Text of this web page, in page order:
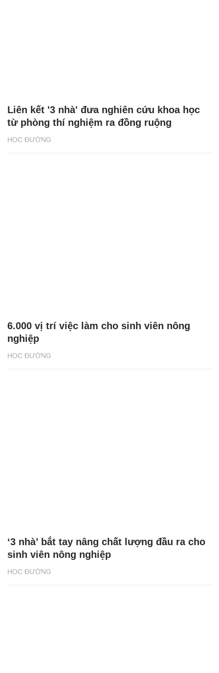
HỌC ĐƯỜNG
Liên kết '3 nhà' đưa nghiên cứu khoa học
từ phòng thí nghiệm ra đồng ruộng
HỌC ĐƯỜNG
6.000 vị trí việc làm cho sinh viên nông
nghiệp
HỌC ĐƯỜNG
‘3 nhà’ bắt tay nâng chất lượng đầu ra cho
sinh viên nông nghiệp